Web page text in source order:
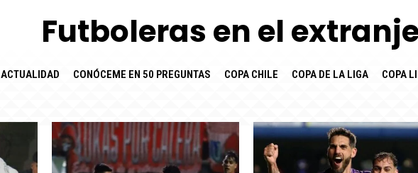
Futboleras en el
ACTUALIDAD CONÓCEME EN 50 PREGUNTAS COPA CHILE COPA DE LA LIGA COPA